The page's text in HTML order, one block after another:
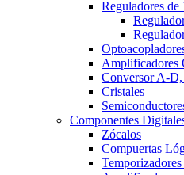
Reguladores de
Amplificadores
Conversor A-
Cristales
Componentes
Zócalos
Compuertas